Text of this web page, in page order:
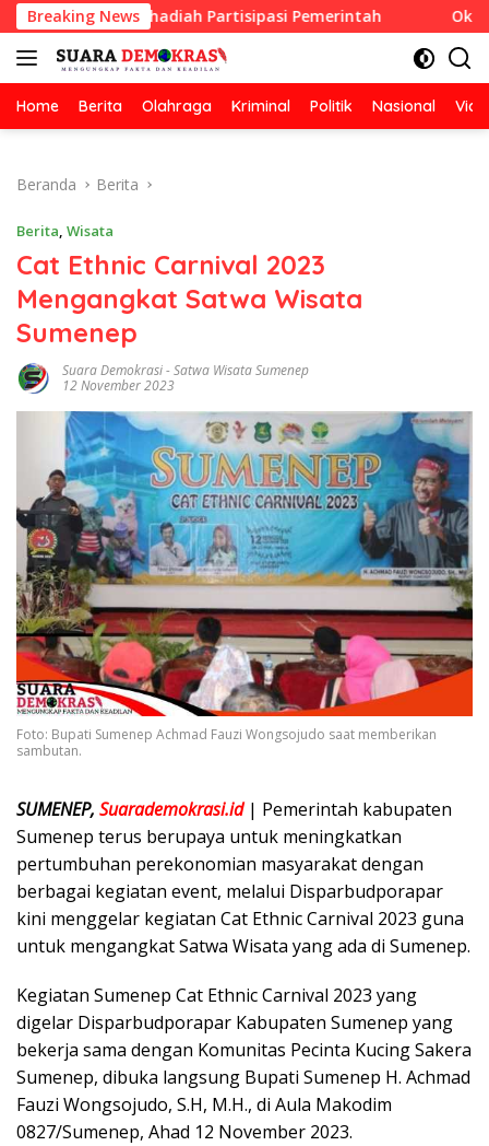
Langsung
ke
konten
Breaking News
Berhadiah Partisipasi Pemerintah Oknum Guru
Home Berita Olahraga Kriminal Politik Nasional
Beranda Berita
Berita, Wisata
Cat Ethnic Carnival 2023
Mengangkat Satwa Wisata
Sumenep
Suara Demokrasi-Satwa Wisata Sumenep
12 November 2023
Foto: Bupati Sumenep Achmad Fauzi Wongsojudo saat memberikan
sambutan.
SUMENEP, Suarademokrasi.id| Pemerintah kabupaten
Sumenep terus berupaya untuk meningkatkan
pertumbuhan perekonomian masyarakat dengan
berbagai kegiatan event, melalui Disparbudporapar
kini menggelar kegiatan Cat Ethnic Carnival 2023 guna
untuk mengangkat Satwa Wisata yang ada di Sumenep.
Kegiatan Sumenep Cat Ethnic Carnival 2023 yang
digelar Disparbudporapar Kabupaten Sumenep yang
bekerja sama dengan Komunitas Pecinta Kucing Sakera
Sumenep, dibuka langsung Bupati Sumenep H. Achmad
Fauzi Wongsojudo, S.H, M.H., di Aula Makodim
0827/Sumenep, Ahad 12 November 2023.